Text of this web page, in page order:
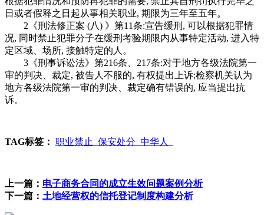
日或者假释之日起从事相关职业, 期限为三年至五年。
2《刑法修正案 (八) 》第11条:宣告缓刑, 可以根据犯罪情
况, 同时禁止犯罪分子在缓刑考验期限内从事特定活动, 进入特
定区域、场所, 接触特定的人。
3《刑事诉讼法》第216条、217条:对于地方各级法院第一
审的判决、裁定, 被告人不服的, 有权提出上诉;检察机关认为
地方各级法院第一审的判决、裁定确有错误的, 应当提出抗
诉。
TAG标签： 职业禁止 保安处分 中华人
上一篇： 电子商务合同的成立生效问题案例分析
下一篇： 土地经营权的信托登记制度构建分析